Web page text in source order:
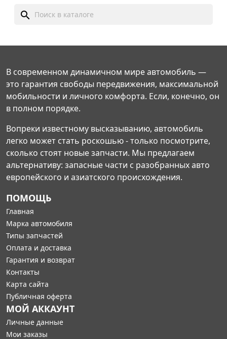
search
В современном динамичном мире автомобиль —
это гарантия свободы передвижения, максимальной
мобильности и личного комфорта. Если, конечно, он
в полном порядке.
Вопреки известному высказыванию, автомобиль
легко может стать роскошью - только посмотрите,
сколько стоят новые запчасти. Мы предлагаем
альтернативу: запасные части с разобранных авто
европейского и азиатского происхождения.
ПОМОЩЬ
Главная
Марка автомобиля
Типы запчастей
Оплата и доставка
Гарантия и возврат
Контакты
Карта сайта
Публичная оферта
МОЙ АККАУНТ
Личные данные
Мои заказы